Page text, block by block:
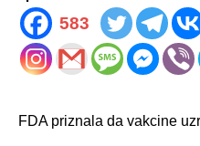
583
FDA priznala da vakcine